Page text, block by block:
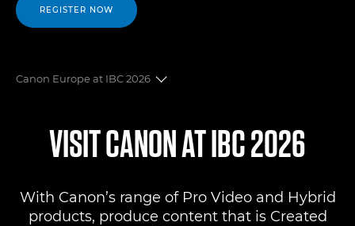
REGISTER NOW
Canon Europe at IBC 2026
Products
Pro AV Solutions
VISIT CANON AT IBC 2026
With Canon’s range of Pro Video and Hybrid
products, produce content that is Created